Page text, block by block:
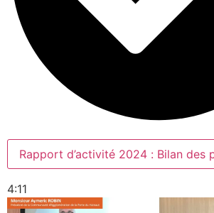
Rapport d’activité 2024 : Bilan des
4:11